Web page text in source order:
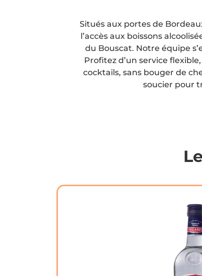
Situés aux portes de
l’accès aux boissons
du Bouscat. Notre équipe
Profitez d’un service
cocktails, sans bouger de
soucier pour